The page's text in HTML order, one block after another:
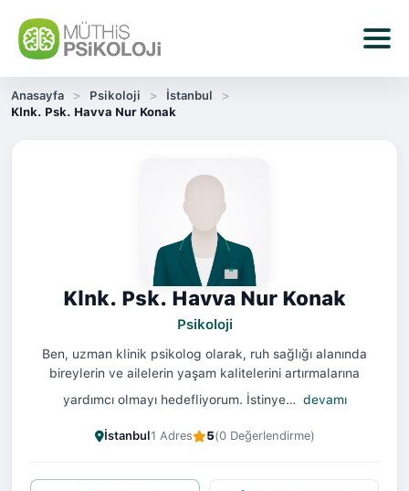
Anasayfa Psikoloji
İstanbul
Klnk. Psk. Havva Nur Konak
Klnk. Psk. Havva Nur Konak
Psikoloji
Ben, uzman klinik psikolog olarak, ruh sağlığı alanında
bireylerin ve ailelerin yaşam kalitelerini artırmalarına
yardımcı olmayı hedefliyorum. İstinye… devamı
İstanbul1 Adres 5(0 Değerlendirme)